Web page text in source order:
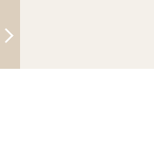
クシェーバーNevo